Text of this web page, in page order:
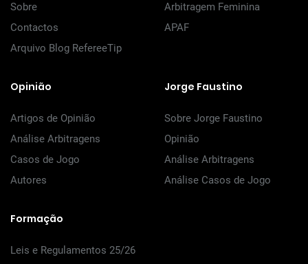
Sobre
Contactos
Arquivo Blog RefereeTip
Arbitragem Feminina
APAF
Opinião
Artigos de Opinião
Análise Arbitragens
Casos de Jogo
Autores
Jorge Faustino
Sobre Jorge Faustino
Opinião
Análise Arbitragens
Análise Casos de Jogo
Formação
Leis e Regulamentos 25/26